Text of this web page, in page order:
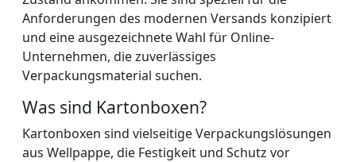
Anforderungen des modernen Versands konzipiert
und eine ausgezeichnete Wahl für Online-
Unternehmen, die zuverlässiges
Verpackungsmaterial suchen.
Was sind Kartonboxen?
Kartonboxen sind vielseitige Verpackungslösungen
aus Wellpappe, die Festigkeit und Schutz vor